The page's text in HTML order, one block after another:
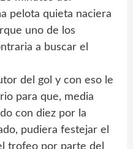
pelota quieta naciera
uno de los
a buscar el
del gol y con eso le
para que, media
con diez por la
pudiera festejar el
trofeo por parte del